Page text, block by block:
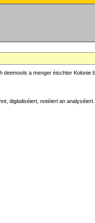
a menger éischter
digitaliséiert, notéiert an